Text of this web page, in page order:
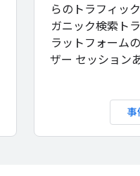
らのトラフィッ
ガニック検索ト
ラットフォーム
ザー セッション
事